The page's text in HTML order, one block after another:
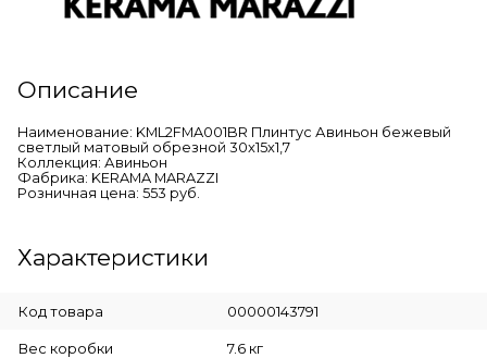
Описание
Наименование: KML2FMA001BR Плинтус Авиньон бежевый
светлый матовый обрезной 30x15x1,7
Коллекция: Авиньон
Фабрика: KERAMA MARAZZI
Розничная цена: 553 руб.
Характеристики
Код товара 00000143791
Вес коробки 7.6 кг